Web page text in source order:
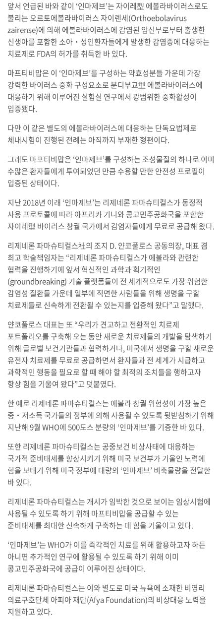
앞서 언급된 바와 같이 ‘인마제브’는 자이레型 에볼라바이러스로도
불리는 오르토에볼라바이러스 자이렌세(Orthoebolavirus
zairense)에 의해 에볼라바이러스에 감염된 임신부로부터 출생한
신생아를 포함한 소아‧성인환자들에게 발생한 감염증에 대응하는
치료제로 FDA의 허가를 취득한 바 있다.
마프티비맙은 이 ‘인마제브’를 구성하는 약효성분들 가운데 가장
강력한 바이러스 중화 구성요소로 분디부교型 에볼라바이러스에
대응하기 위해 이루어진 실험실 연구에서 광범위한 중화활성이
입증됐다.
다만 이 같은 별도의 에볼라바이러스에 대응하는 단독요법제로
체내시험이 진행된 전례는 아직까지 부재한 형편이다.
그래도 마프티비맙은 ‘인마제브’를 구성하는 조성물질의 하나로 이미
수많은 환자들에게 투여되었던 만큼 수용할 만한 안전성 프로필이
입증된 상태이다.
지난 2018년 이래 ‘인마제브’는 리제네론 파마슈티컬스가 동정적
사용 프로토콜에 따라 아프리카 기니와 콩고민주공화국을 포함한
자이레型 바이러스 창궐 국가에서 감염자들에게 무료로 공급해 왔다.
리제네론 파마슈티컬스社의 조지 D. 얀코풀로스 공동의장, 대표 겸
최고 학술책임자는 “리제네론 파마슈티컬스가 에볼라와 관련한
협력을 진행하기에 앞서 혁신적인 과학과 획기적인
(groundbreaking) 기술 플랫폼들이 전 세계적으로도 가장 위험한
감염성 질환들 가운데 일부에 직면한 사람들을 위해 생명을 구할
치료제들로 신속하게 전환될 수 있는지를 입증해 왔다”고 말했다.
얀코풀로스 대표는 또 “우리가 견고하고 전환적인 치료제
포트폴리오를 구축해 오는 동안 새로운 치료제들의 개발을 탐색하기
위해 글로벌 보건기관들과 협력하거나, 미국에서 생명을 구할 새로운
유전자 치료제를 무료로 공급하면서 환자들과 전 세계가 시급하고
과학적인 행동을 필요로 할 때 해야 할 최적의 조치들을 행하고자
항상 힘을 기울여 왔다”고 덧붙였다.
한 예로 리제네론 파마슈티컬스는 에볼라 창궐 위험성이 가장 높은
중‧저소득 국가들의 정부에 의해 사용될 수 있도록 뒷받침하기 위해
지난해 9월 WHO에 500도스 분량의 ‘인마제브’를 기증한 바 있다.
또한 리제네론 파마슈티컬스는 공중보건 비상사태에 대응하는
국가적 준비태세를 향상시키기 위해 미국 보건부가 기울인 노력에
힘을 보태기 위해 미국 정부에 대량의 ‘인마제브’ 비축물량을 전달한
바 있다.
리제네론 파마슈티컬스는 개시가 임박한 것으로 보이는 임상시험에
사용될 수 있도록 하기 위해 마프티비맙을 공급할 수 있는
준비태세를 최대한 신속하게 구축하는 데 힘을 기울이고 있다.
‘인마제브’는 WHO가 이를 즉각적인 치료를 위해 활용하고자 하든
아니면 추가적인 연구에 활용될 수 있도록 하기 위해 이미
콩고민주공화국에 공급이 이루어진 상태이다.
리제네론 파마슈티컬스는 이와 별도로 미국 뉴욕에 소재한 비영리
의료구호단체 아피아 재단(Afya Foundation)의 비상대응 노력을
지원하고 있다.